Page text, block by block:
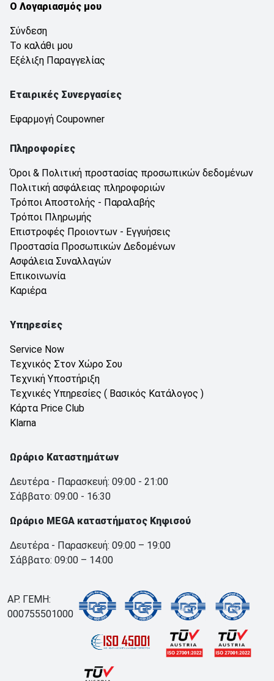
Ο Λογαριασμός μου
Σύνδεση
Το καλάθι μου
Εξέλιξη Παραγγελίας
Εταιρικές Συνεργασίες
Εφαρμογή Coupowner
Πληροφορίες
Όροι & Πολιτική προστασίας προσωπικών δεδομένων
Πολιτική ασφάλειας πληροφοριών
Τρόποι Αποστολής - Παραλαβής
Τρόποι Πληρωμής
Επιστροφές Προιοντων - Εγγυήσεις
Προστασία Προσωπικών Δεδομένων
Ασφάλεια Συναλλαγών
Επικοινωνία
Καριέρα
Υπηρεσίες
Service Now
Τεχνικός Στον Χώρο Σου
Τεχνική Υποστήριξη
Τεχνικές Υπηρεσίες ( Βασικός Κατάλογος )
Κάρτα Price Club
Klarna
Ωράριο Καταστημάτων
Δευτέρα - Παρασκευή: 09:00 - 21:00
Σάββατο: 09:00 - 16:30
Ωράριο MEGA καταστήματος Κηφισού
Δευτέρα - Παρασκευή: 09:00 – 19:00
Σάββατο: 09:00 – 14:00
ΑΡ. ΓΕΜΗ:
000755501000